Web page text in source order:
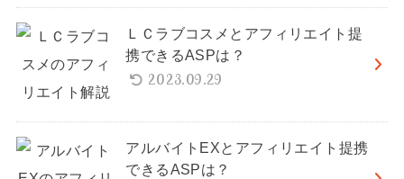
ＬＣラブコスメとアフィリエイト提
携できるASPは？
2023.09.29
アルバイトEXとアフィリエイト提携
できるASPは？